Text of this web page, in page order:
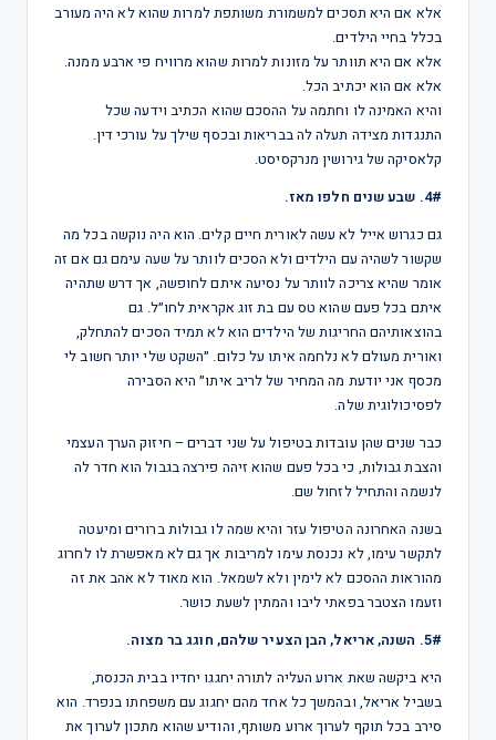
אלא אם היא תסכים למשמורת משותפת למרות שהוא לא היה מעורב
בכלל בחיי הילדים.
אלא אם היא תוותר על מזונות למרות שהוא מרוויח פי ארבע ממנה.
אלא אם הוא יכתיב הכל.
והיא האמינה לו וחתמה על ההסכם שהוא הכתיב וידעה שכל
התנגדות מצידה תעלה לה בבריאות ובכסף שילך על עורכי דין.
קלאסיקה של גירושין מנרקסיסט.
4#. שבע שנים חלפו מאז.
גם כגרוש אייל לא עשה לאורית חיים קלים. הוא היה נוקשה בכל מה
שקשור לשהיה עם הילדים ולא הסכים לוותר על שעה עימם גם אם זה
אומר שהיא צריכה לוותר על נסיעה איתם לחופשה, אך דרש שתהיה
איתם בכל פעם שהוא טס עם בת זוג אקראית לחו״ל. גם
בהוצאותיהם החריגות של הילדים הוא לא תמיד הסכים להתחלק,
ואורית מעולם לא נלחמה איתו על כלום. ״השקט שלי יותר חשוב לי
מכסף אני יודעת מה המחיר של לריב איתו״ היא הסבירה
לפסיכולוגית שלה.
כבר שנים שהן עובדות בטיפול על שני דברים – חיזוק הערך העצמי
והצבת גבולות, כי בכל פעם שהוא זיהה פירצה בגבול הוא חדר לה
לנשמה והתחיל לזחול שם.
בשנה האחרונה הטיפול עזר והיא שמה לו גבולות ברורים ומיעטה
לתקשר עימו, לא נכנסת עימו למריבות אך גם לא מאפשרת לו לחרוג
מהוראות ההסכם לא לימין ולא לשמאל. הוא מאוד לא אהב את זה
וזעמו הצטבר בפאתי ליבו והמתין לשעת כושר.
5#. השנה, אריאל, הבן הצעיר שלהם, חוגג בר מצוה.
היא ביקשה שאת ארוע העליה לתורה יחגגו יחדיו בבית הכנסת,
בשביל אריאל, ובהמשך כל אחד מהם יחגוג עם משפחתו בנפרד. הוא
סירב בכל תוקף לערוך ארוע משותף, והודיע שהוא מתכון לערוך את